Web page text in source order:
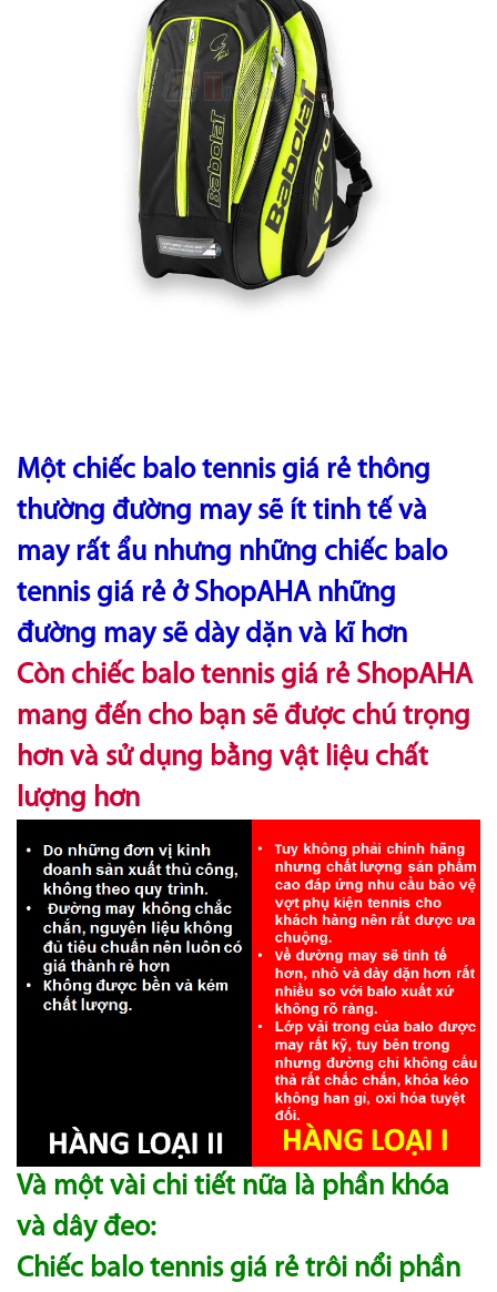
Một chiếc balo tennis giá rẻ thông
thường đường may sẽ ít tinh tế và
may rất ẩu nhưng những chiếc balo
tennis giá rẻ ở ShopAHA những
đường may sẽ dày dặn và kĩ hơn
Còn chiếc balo tennis giá rẻ ShopAHA
mang đến cho bạn sẽ được chú trọng
hơn và sử dụng bằng vật liệu chất
lượng hơn
Và một vài chi tiết nữa là phần khóa
và dây đeo:
Chiếc balo tennis giá rẻ trôi nổi phần